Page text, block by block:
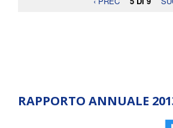
RAPPORTO ANNUALE